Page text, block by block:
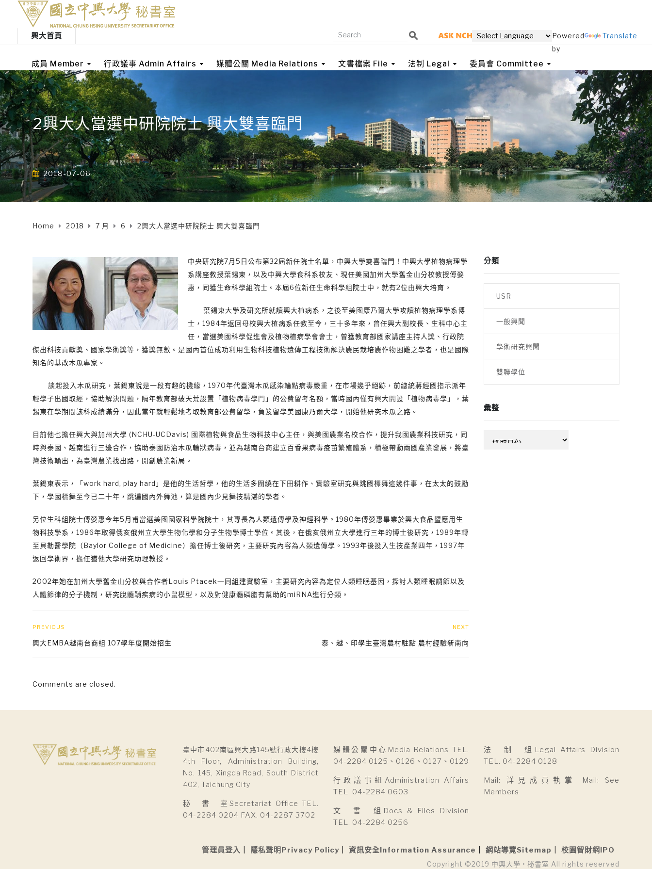
興大首頁
Powered
by
Translate
成員 Member 行政議事 Admin Affairs 媒體公關 Media Relations 文書檔案 File 法制 Legal 委員會 Committee
2興大人當選中研院院士 興大雙喜臨門
2018-07-06
Home 2018 7 月 6 2興大人當選中研院院士 興大雙喜臨門
中央研究院7月5日公布第32屆新任院士名單，中興大學雙喜臨門！中興大學植物病理學
系講座教授葉錫東，以及中興大學食科系校友、現任美國加州大學舊金山分校教授傅嫈
惠，同獲生命科學組院士。本屆6位新任生命科學組院士中，就有2位由興大培育。
葉錫東大學及研究所就讀興大植病系，之後至美國康乃爾大學攻讀植物病理學系博
士，1984年返回母校興大植病系任教至今，三十多年來，曾任興大副校長、生科中心主
任，當選美國科學促進會及植物植病學會會士，曾獲教育部國家講座主持人獎、行政院
傑出科技貢獻獎、國家學術獎等，獲獎無數。是國內首位成功利用生物科技植物遺傳工程技術解決農民栽培農作物困難之學者，也是國際
知名的基改木瓜專家。
談起投入木瓜研究，葉錫東說是一段有趣的機緣，1970年代臺灣木瓜感染輪點病毒嚴重，在市場幾乎絕跡，前總統蔣經國指示派年
輕學子出國取經，協助解決問題，隔年教育部破天荒設置「植物病毒學門」的公費留考名額，當時國內僅有興大開設「植物病毒學」，葉
錫東在學期間該科成績滿分，因此當年就輕鬆地考取教育部公費留學，負笈留學美國康乃爾大學，開始他研究木瓜之路。
目前他也擔任興大與加州大學 (NCHU-UCDavis) 國際植物與食品生物科技中心主任，與美國農業名校合作，提升我國農業科技研究，同
時與泰國、越南進行三邊合作，協助泰國防治木瓜輪狀病毒，並為越南台商建立百香果病毒疫苗繁殖體系，積極帶動兩國產業發展，將臺
灣技術輸出，為臺灣農業找出路，開創農業新局。
葉錫東表示，「work hard, play hard」是他的生活哲學，他的生活多圍繞在下田耕作、實驗室研究與跳國標舞這幾件事，在太太的鼓勵
下，學國標舞至今已二十年，跳遍國內外舞池，算是國內少見舞技精湛的學者。
另位生科組院士傅嫈惠今年5月甫當選美國國家科學院院士，其專長為人類遺傳學及神經科學。1980年傅嫈惠畢業於興大食品暨應用生
物科技學系，1986年取得俄亥俄州立大學生物化學和分子生物學博士學位。其後，在俄亥俄州立大學進行三年的博士後研究，1989年轉
至貝勒醫學院（Baylor College of Medicine）擔任博士後研究，主要研究內容為人類遺傳學。1993年後投入生技產業四年，1997年
返回學術界，擔任猶他大學研究助理教授。
2002年她在加州大學舊金山分校與合作者Louis Ptacek一同組建實驗室，主要研究內容為定位人類睡眠基因，探討人類睡眠調節以及
人體節律的分子機制，研究脫髓鞘疾病的小鼠模型，以及對健康髓磷脂有幫助的miRNA進行分類。
PREVIOUS
興大EMBA越南台商組 107學年度開始招生
NEXT
泰、越、印學生臺灣農村駐點 農村經驗新南向
Comments are closed.
分類
USR
一般興聞
學術研究興聞
雙聯學位
彙整
臺中市402南區興大路145號行政大樓4樓
4th Floor, Administration Building,
No. 145, Xingda Road, South District
402, Taichung City
秘 書 室Secretariat Office TEL.
04-2284 0204 FAX. 04-2287 3702
媒體公關中心Media Relations TEL.
04-2284 0125、0126、0127、0129
行政議事組Administration Affairs
TEL. 04-2284 0603
文 書 組Docs & Files Division
TEL. 04-2284 0256
法 制 組Legal Affairs Division
TEL. 04-2284 0128
Mail: 詳見成員執掌 Mail: See
Members
管理員登入 隱私聲明Privacy Policy 資訊安全Information Assurance 網站導覽Sitemap 校園智財網IPO
Copyright ©2019 中興大學 • 秘書室 All rights reserved